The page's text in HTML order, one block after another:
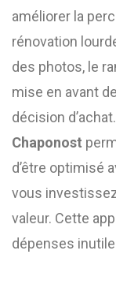
améliorer la
rénovation
des photos, le
mise en avant
décision
Chaponost
d’être optimisé
vous
valeur. Cette
dépenses